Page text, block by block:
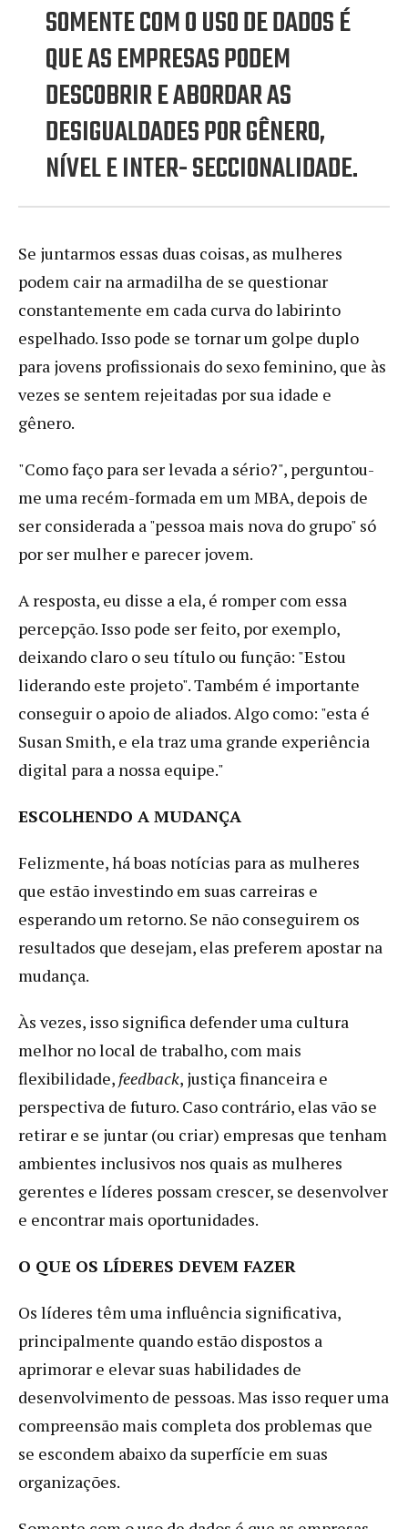
SOMENTE COM O USO DE DADOS É
QUE AS EMPRESAS PODEM
DESCOBRIR E ABORDAR AS
DESIGUALDADES POR GÊNERO,
NÍVEL E INTER- SECCIONALIDADE.
Se juntarmos essas duas coisas, as mulheres
podem cair na armadilha de se questionar
constantemente em cada curva do labirinto
espelhado. Isso pode se tornar um golpe duplo
para jovens profissionais do sexo feminino, que às
vezes se sentem rejeitadas por sua idade e
gênero.
"Como faço para ser levada a sério?", perguntou-
me uma recém-formada em um MBA, depois de
ser considerada a "pessoa mais nova do grupo" só
por ser mulher e parecer jovem.
A resposta, eu disse a ela, é romper com essa
percepção. Isso pode ser feito, por exemplo,
deixando claro o seu título ou função: "Estou
liderando este projeto". Também é importante
conseguir o apoio de aliados. Algo como: "esta é
Susan Smith, e ela traz uma grande experiência
digital para a nossa equipe."
ESCOLHENDO A MUDANÇA
Felizmente, há boas notícias para as mulheres
que estão investindo em suas carreiras e
esperando um retorno. Se não conseguirem os
resultados que desejam, elas preferem apostar na
mudança.
Às vezes, isso significa defender uma cultura
melhor no local de trabalho, com mais
flexibilidade, feedback, justiça financeira e
perspectiva de futuro. Caso contrário, elas vão se
retirar e se juntar (ou criar) empresas que tenham
ambientes inclusivos nos quais as mulheres
gerentes e líderes possam crescer, se desenvolver
e encontrar mais oportunidades.
O QUE OS LÍDERES DEVEM FAZER
Os líderes têm uma influência significativa,
principalmente quando estão dispostos a
aprimorar e elevar suas habilidades de
desenvolvimento de pessoas. Mas isso requer uma
compreensão mais completa dos problemas que
se escondem abaixo da superfície em suas
organizações.